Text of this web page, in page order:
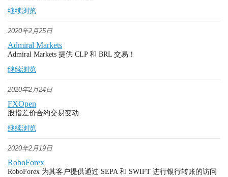
继续浏览
2020年2月25日
Admiral Markets
Admiral Markets 提供 CLP 和 BRL 交易！
继续浏览
2020年2月24日
FXOpen
股指差价合约交易变动
继续浏览
2020年2月19日
RoboForex
RoboForex 为其客户提供通过 SEPA 和 SWIFT 进行银行转账的访问